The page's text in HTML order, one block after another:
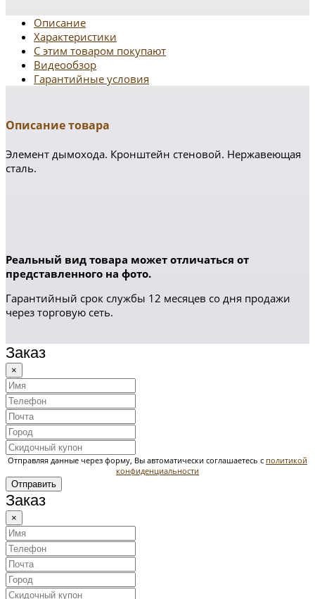
Описание
Характеристики
С этим товаром покупают
Видеообзор
Гарантийные условия
Описание товара
Элемент дымохода. Кронштейн стеновой. Нержавеющая
сталь.
Реальный вид товара может отличаться от
представленного на фото.
Гарантийный срок службы 12 месяцев со дня продажи
через торговую сеть.
Заказ
×
Отправляя данные через форму, Вы автоматически соглашаетесь с политикой
конфиденциальности
Отправить
Заказ
×